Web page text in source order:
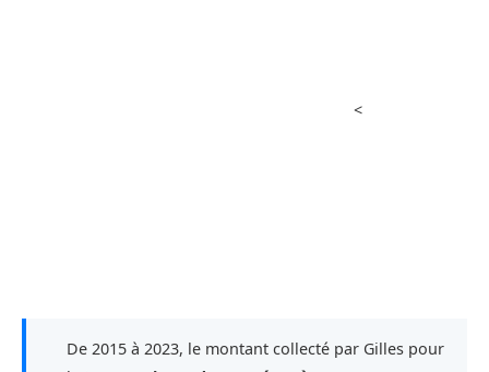
<
De 2015 à 2023, le montant collecté par Gilles pour